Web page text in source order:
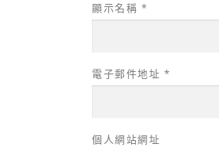
顯示名稱 *
電子郵件地址 *
個人網站網址